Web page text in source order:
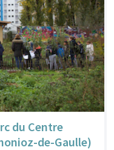
du Centre
de-Gaulle)